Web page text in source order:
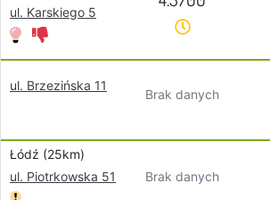
ul. Karskiego 5
ul. Brzezińska 11
Brak danych
Łódź (25km)
ul. Piotrkowska 51
Brak danych